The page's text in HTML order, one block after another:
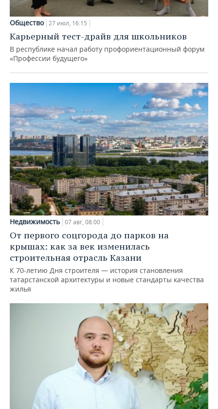
Общество 27 июл, 16:15
Карьерный тест-драйв для школьников
В республике начал работу профориентационный форум
«Профессии будущего»
Недвижимость 07 авг, 08:00
От первого соцгорода до парков на
крышах: как за век изменилась
строительная отрасль Казани
К 70-летию Дня строителя — история становления
татарстанской архитектуры и новые стандарты качества
жилья